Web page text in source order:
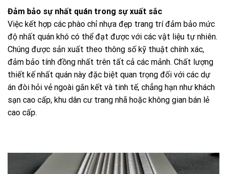
Đảm bảo sự nhất quán trong sự xuất sắc
Việc kết hợp các phào chỉ nhựa đẹp trang trí đảm bảo mức
độ nhất quán khó có thể đạt được với các vật liệu tự nhiên.
Chúng được sản xuất theo thông số kỹ thuật chính xác,
đảm bảo tính đồng nhất trên tất cả các mảnh. Chất lượng
thiết kế nhất quán này đặc biệt quan trọng đối với các dự
án đòi hỏi vẻ ngoài gắn kết và tinh tế, chẳng hạn như khách
sạn cao cấp, khu dân cư trang nhã hoặc không gian bán lẻ
cao cấp.